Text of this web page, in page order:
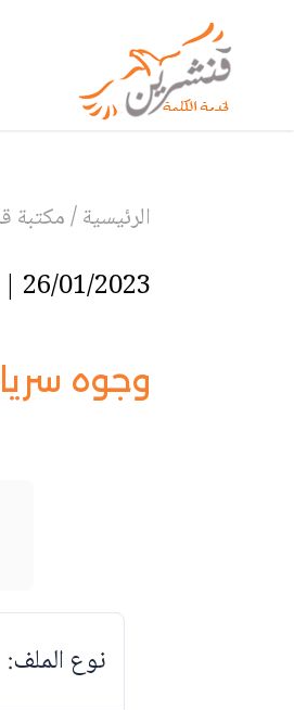
الرئيسية/مكتبة
26/01/2023 |
وجوه
نوع الملف: